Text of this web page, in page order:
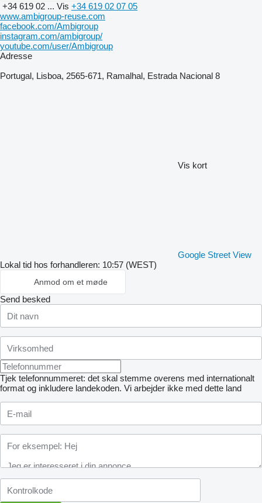
+34 619 02 ... Vis +34 619 02 07 05
www.ambigroup-reuse.com
facebook.com/Ambigroup
instagram.com/ambigroup/
youtube.com/user/Ambigroup
Adresse
Portugal, Lisboa, 2565-671, Ramalhal, Estrada Nacional 8
Vis kort
Google Street View
Lokal tid hos forhandleren: 10:57 (WEST)
Anmod om et møde
Send besked
Tjek telefonnummeret: det skal stemme overens med internationalt
format og inkludere landekoden. Vi arbejder ikke med dette land